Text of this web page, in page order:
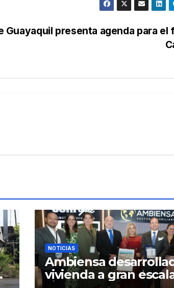
Guayaquil presenta agenda para el
NOTICIAS
Ambiensa
vivienda a gran